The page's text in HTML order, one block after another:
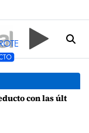
calidad de las aguas para el baño"